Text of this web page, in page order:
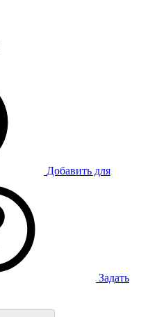
Добавить для
Задать